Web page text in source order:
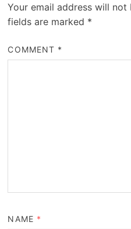
Your email address will not
fields are marked *
COMMENT *
NAME *